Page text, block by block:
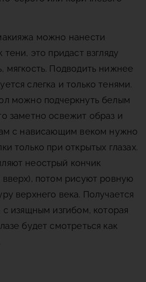
можно нанести
тени, это придаст взгляду
мягкость. Подводить нижнее
слегка и только тенями.
можно подчеркнуть белым
заметно освежит образ и
с нависающим веком нужно
только при открытых глазах.
неострый кончик
потом рисуют ровную
верхнего века. Получается
с изящным изгибом, которая
будет смотреться как